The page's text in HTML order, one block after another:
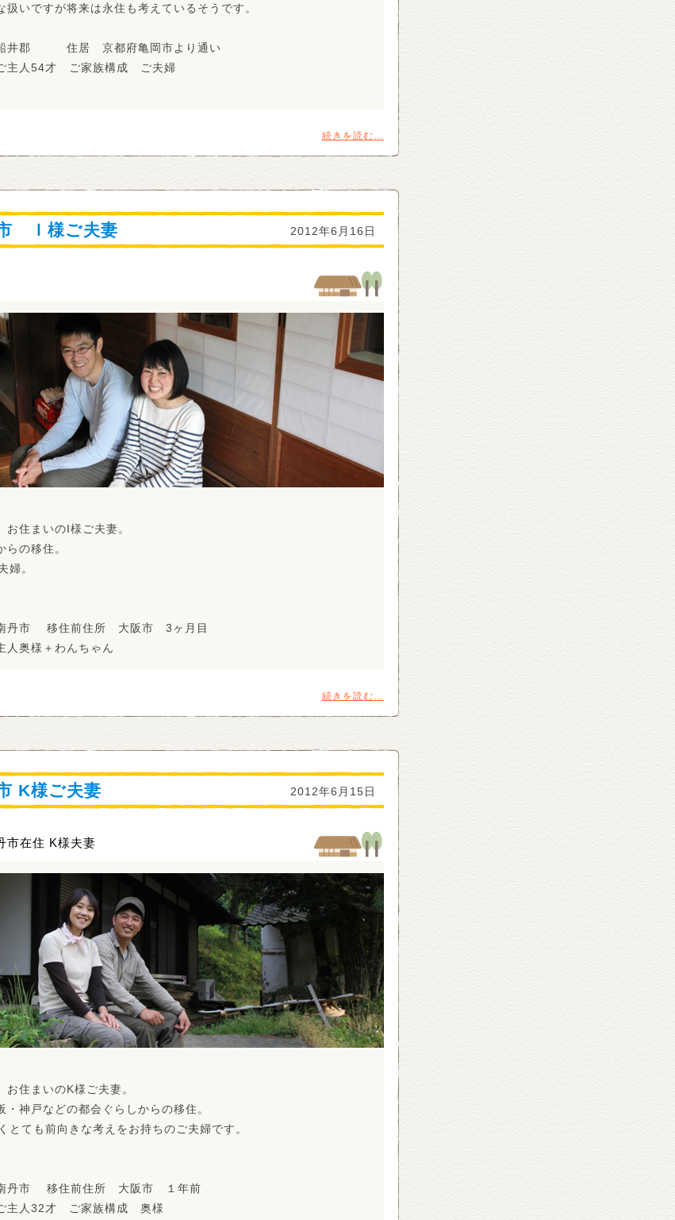
扱いですが将来は永住も考えているそうです。
井郡 住居 京都府亀岡市より通い
主人54才 ご家族構成 ご夫婦
続きを読む…
Ｉ様ご夫妻 2012年6月16日
お住まいのI様ご夫妻。
らの移住。
婦。
丹市 移住前住所 大阪市 3ヶ月目
奥様＋わんちゃん
続きを読む…
K様ご夫妻 2012年6月15日
市在住 K様夫妻
お住まいのK様ご夫妻。
・神戸などの都会ぐらしからの移住。
とても前向きな考えをお持ちのご夫婦です。
丹市 移住前住所 大阪市 １年前
主人32才 ご家族構成 奥様